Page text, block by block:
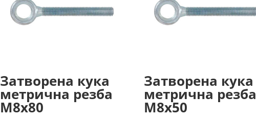
Затворена кука
метрична резба
М8х80
Затворена кука
метрична резба
М8х50